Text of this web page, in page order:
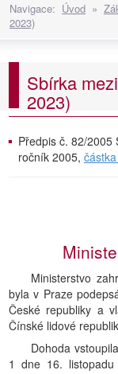
Navigace: Úvod »
2023)
Sbírka
2023)
Předpis č. 82/
ročník 2005,
Ministerstvo
byla v Praze
České republiky a
Čínské lidové
Dohoda
1 dne 16.